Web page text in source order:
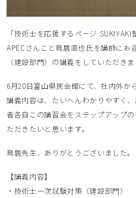
「技術士を応援するページ
APECさんこと鳥居直也氏を講師に
（建設部門）の講義をしていただきま
6月20日富山県民会館にて、社内外か
講義内容は、たいへんわかりやすく
者各自この講習会をステップアップ
ただきたいと思います。
鳥居先生、ありがとうございました。
【講義内容】
・技術士一次試験対策（建設部門）